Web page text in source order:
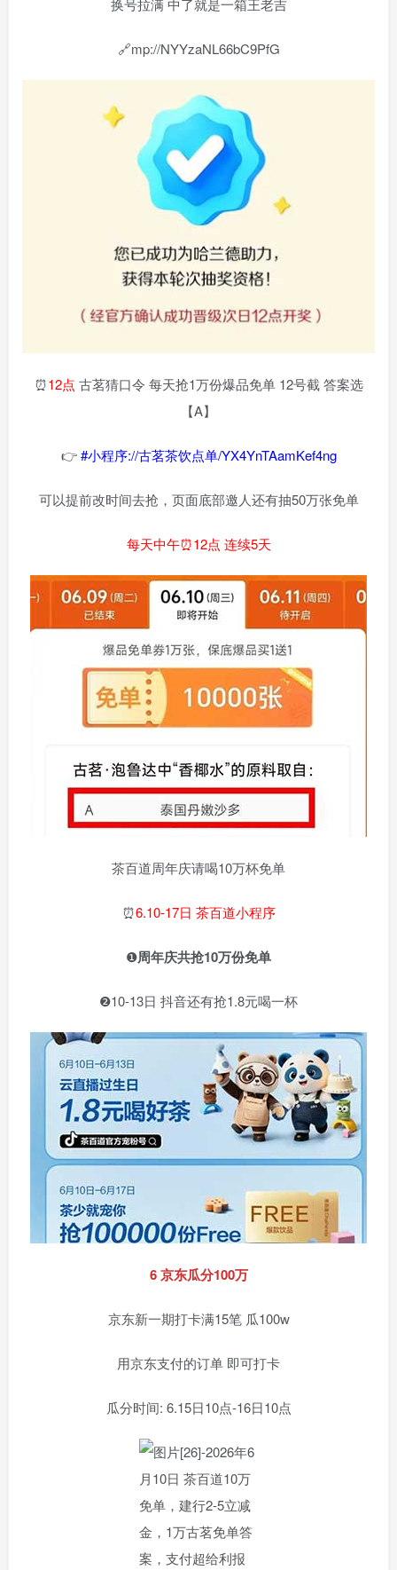
换号拉满 中了就是一箱王老吉
🔗mp://NYYzaNL66bC9PfG
⏰12点 古茗猜口令 每天抢1万份爆品免单 12号截 答案选
【A】
👉#小程序://古茗茶饮点单/YX4YnTAamKef4ng
可以提前改时间去抢，页面底部邀人还有抽50万张免单
每天中午⏰12点 连续5天
茶百道周年庆请喝10万杯免单
⏰6.10-17日 茶百道小程序
❶周年庆共抢10万份免单
❷10-13日 抖音还有抢1.8元喝一杯
6 京东瓜分100万
京东新一期打卡满15笔 瓜100w
用京东支付的订单 即可打卡
瓜分时间: 6.15日10点-16日10点